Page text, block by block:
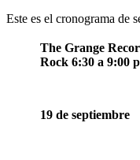
Este es el cronograma de
The Grange
Rock 6:30 a 9:00
19 de septiembre